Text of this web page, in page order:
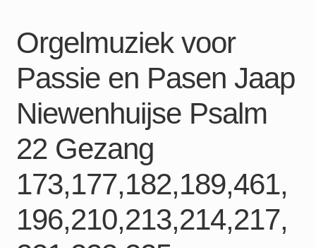
Orgelmuziek voor
Passie en Pasen Jaap
Niewenhuijse Psalm
22 Gezang
173,177,182,189,461,
196,210,213,214,217,